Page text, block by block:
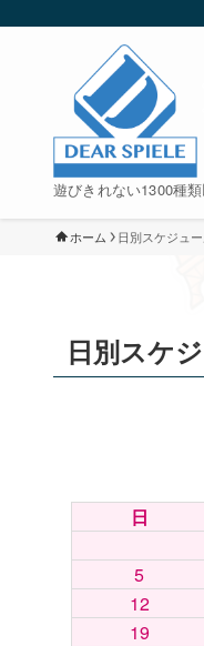
遊びきれない1300種
ホーム 日別スケジュー
日別スケ
日
5
12
19